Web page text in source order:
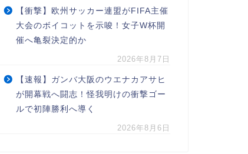
【衝撃】欧州サッカー連盟がFIFA主催
大会のボイコットを示唆！女子W杯開
催へ亀裂決定的か
2026年8月7日
【速報】ガンバ大阪のウエナカアサヒ
が開幕戦へ闘志！怪我明けの衝撃ゴー
ルで初陣勝利へ導く
2026年8月6日